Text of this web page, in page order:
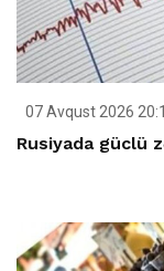
07 Avqust 2026
Rusiyada güclü